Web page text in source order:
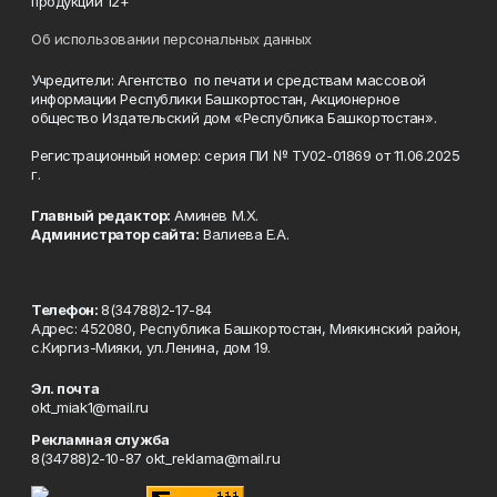
Об использовании персональных данных
Учредители: Агентство по печати и средствам массовой
информации Республики Башкортостан, Акционерное
общество Издательский дом «Республика Башкортостан».
Регистрационный номер: серия ПИ № ТУ02-01869 от 11.06.2025
г.
Главный редактор: Аминев М.Х.
Администратор сайта: Валиева Е.А.
Телефон:8(34788)2-17-84
Адрес: 452080, Республика Башкортостан, Миякинский район,
с.Киргиз-Мияки, ул.Ленина, дом 19.
Эл. почта
okt_miak1@mail.ru
Рекламная служба
8(34788)2-10-87 okt_reklama@mail.ru